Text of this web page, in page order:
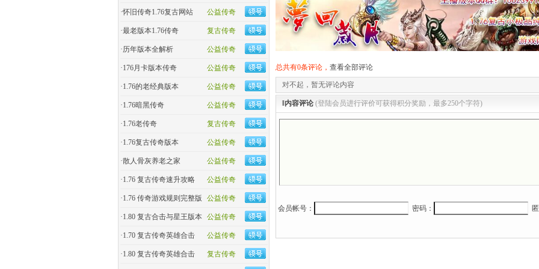
公益传奇
·怀旧传奇1.76复古网站
复古传奇
·最老版本1.76传奇
公益传奇
·历年版本全解析
公益传奇
·176月卡版本传奇
公益传奇
·1.76的老经典版本
公益传奇
·1.76暗黑传奇
复古传奇
·1.76老传奇
公益传奇
·1.76复古传奇版本
公益传奇
·散人骨灰养老之家
公益传奇
·1.76 复古传奇速升攻略
公益传奇
·1.76 传奇游戏规则完整版
公益传奇
·1.80 复古合击与星王版本
公益传奇
·1.70 复古传奇英雄合击
复古传奇
·1.80 复古传奇英雄合击
总共有0条评论， 查看全部评论
对不起，暂无评论内容
‖内容评论 (登陆会员进行评价可获得积分奖励，最多250个字符)
会员帐号： 密码：